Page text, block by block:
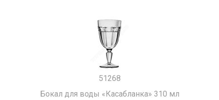
51268
Бокал для воды «Касабланка» 310 мл